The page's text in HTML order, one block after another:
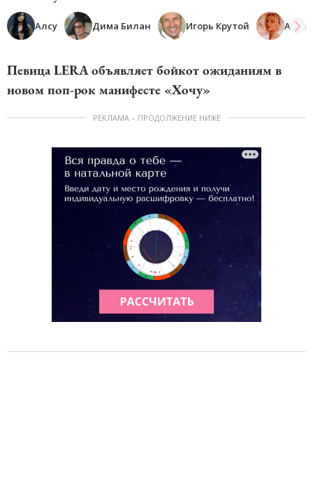
Алсу Дима Билан Игорь Крутой Anna
Певица LERA объявляет бойкот ожиданиям в
новом поп-рок манифесте «Хочу»
РЕКЛАМА – ПРОДОЛЖЕНИЕ НИЖЕ